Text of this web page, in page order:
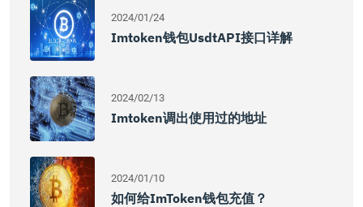
2024/01/24
Imtoken钱包usdtAPI接口详解
2024/02/13
Imtoken调出使用过的地址
2024/01/10
如何给imToken钱包充值？